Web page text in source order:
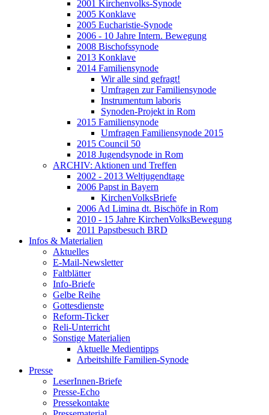
2001 Kirchenvolks-Synode
2005 Konklave
2005 Eucharistie-Synode
2006 - 10 Jahre Intern. Bewegung
2008 Bischofssynode
2013 Konklave
2014 Familiensynode
Wir alle sind gefragt!
Umfragen zur Familiensynode
Instrumentum laboris
Synoden-Projekt in Rom
2015 Familiensynode
Umfragen Familiensynode 2015
2015 Council 50
2018 Jugendsynode in Rom
ARCHIV: Aktionen und Treffen
2002 - 2013 Weltjugendtage
2006 Papst in Bayern
KirchenVolksBriefe
2006 Ad Limina dt. Bischöfe in Rom
2010 - 15 Jahre KirchenVolksBewegung
2011 Papstbesuch BRD
Infos & Materialien
Aktuelles
E-Mail-Newsletter
Faltblätter
Info-Briefe
Gelbe Reihe
Gottesdienste
Reform-Ticker
Reli-Unterricht
Sonstige Materialien
Aktuelle Medientipps
Arbeitshilfe Familien-Synode
Presse
LeserInnen-Briefe
Presse-Echo
Pressekontakte